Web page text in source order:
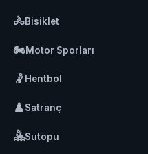
🚴Bisiklet
🏍️Motor Sporları
🤾 Hentbol
♟️Satranç
🤽Sutopu